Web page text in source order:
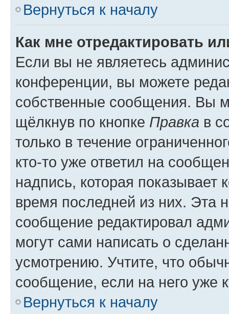
Вернуться к началу
Как мне отредактировать
Если вы не являетесь
конференции, вы можете
собственные сообщения. Вы
щёлкнув по кнопке Правка в
только в течение
кто-то уже ответил на
надпись, которая показывает
время последней из них. Эта
сообщение редактировал
могут сами написать о
усмотрению. Учтите, что
сообщение, если на него уже
Вернуться к началу